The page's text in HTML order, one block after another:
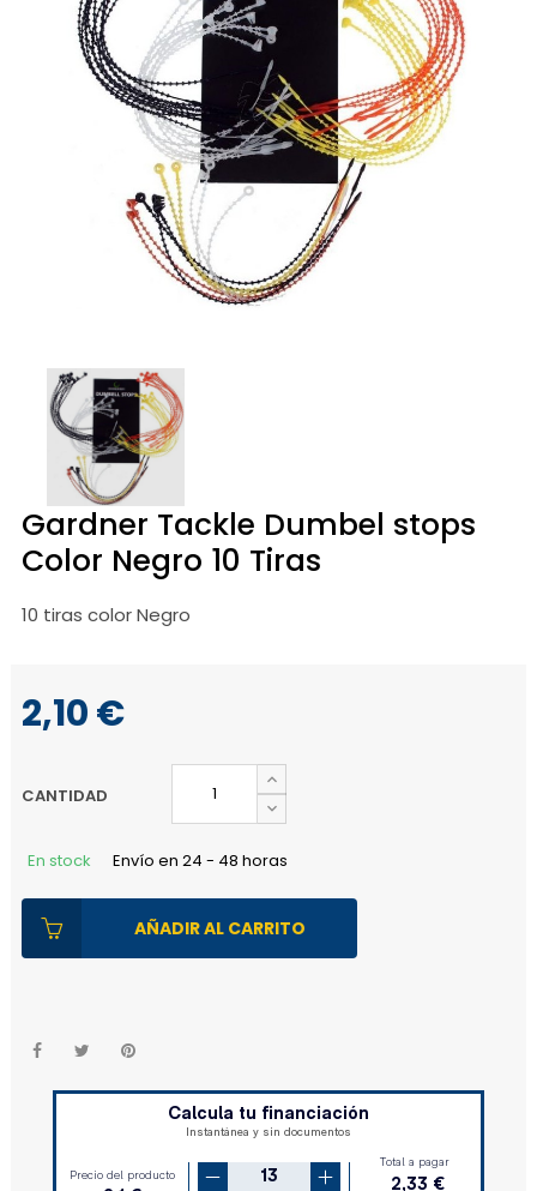
Gardner Tackle Dumbel stops
Color Negro 10 Tiras
10 tiras color Negro
2,10 €
CANTIDAD
En stock Envío en 24 - 48 horas
AÑADIR AL CARRITO